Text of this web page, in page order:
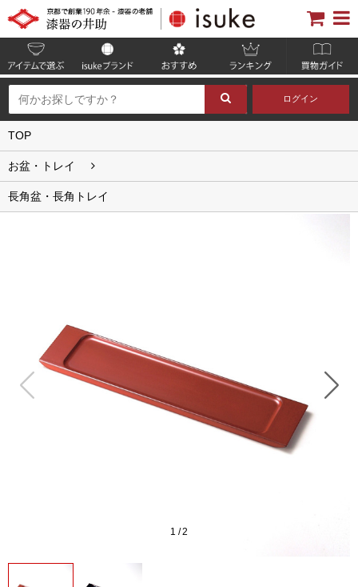
ログイン
TOP
お盆・トレイ
長角盆・長角トレイ
1 /2